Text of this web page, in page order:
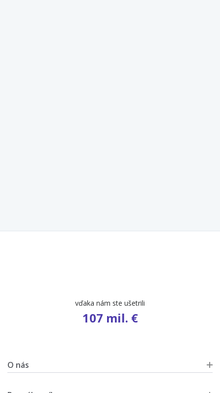
počet ponúk
9 631
O nás